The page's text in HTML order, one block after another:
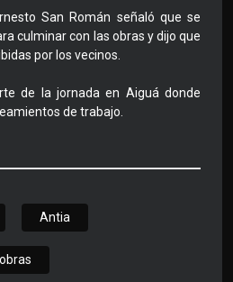
San Román señaló que se
culminar con las obras y dijo que
por los vecinos.
de la jornada en Aiguá donde
de trabajo.
Antia
obras